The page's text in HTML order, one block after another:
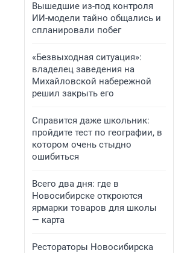
Вышедшие из-под контроля
ИИ-модели тайно общались и
спланировали побег
«Безвыходная ситуация»:
владелец заведения на
Михайловской набережной
решил закрыть его
Справится даже школьник:
пройдите тест по географии, в
котором очень стыдно
ошибиться
Всего два дня: где в
Новосибирске откроются
ярмарки товаров для школы
— карта
Рестораторы Новосибирска